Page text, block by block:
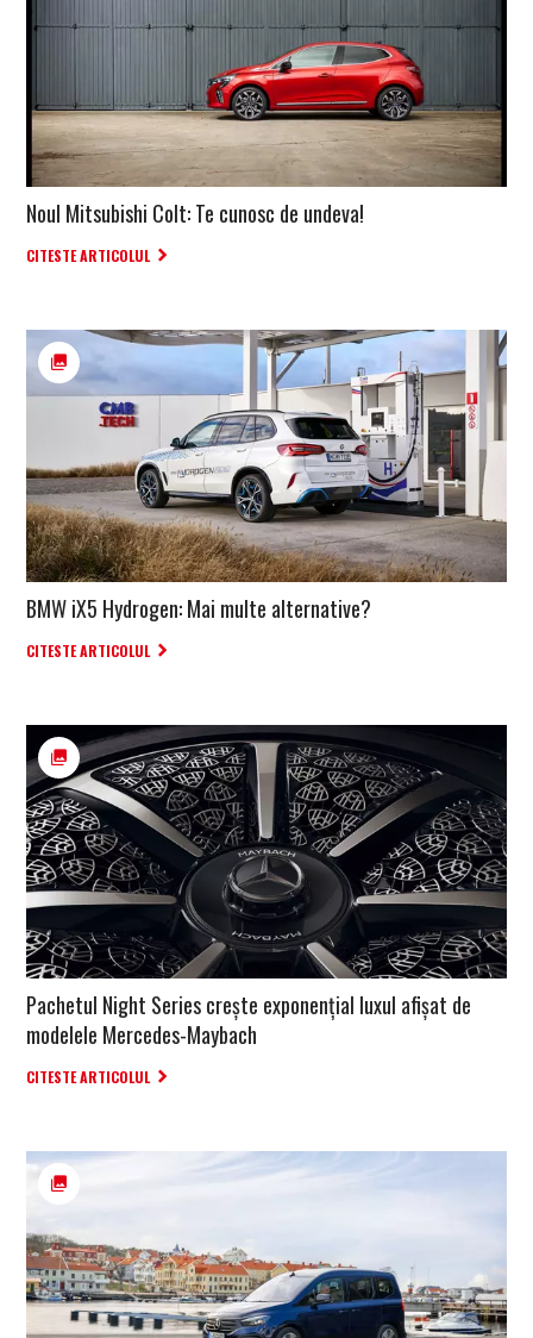
Noul Mitsubishi Colt: Te cunosc de undeva!
CITESTE ARTICOLUL
BMW iX5 Hydrogen: Mai multe alternative?
CITESTE ARTICOLUL
Pachetul Night Series crește exponențial luxul afișat de
modelele Mercedes-Maybach
CITESTE ARTICOLUL